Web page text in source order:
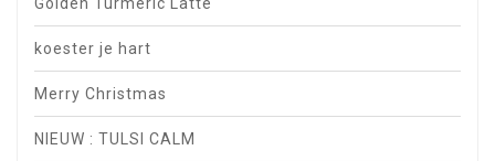
koester je hart
Merry Christmas
NIEUW : TULSI CALM